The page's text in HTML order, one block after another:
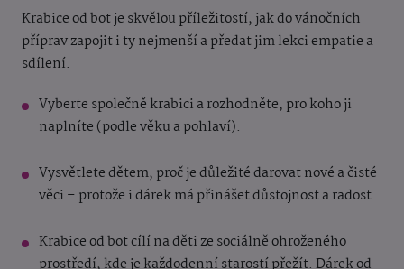
Krabice od bot je skvělou příležitostí, jak do vánočních
příprav zapojit i ty nejmenší a předat jim lekci empatie a
sdílení.
Vyberte společně krabici a rozhodněte, pro koho ji
naplníte (podle věku a pohlaví).
Vysvětlete dětem, proč je důležité darovat nové a čisté
věci – protože i dárek má přinášet důstojnost a radost.
Krabice od bot cílí na děti ze sociálně ohroženého